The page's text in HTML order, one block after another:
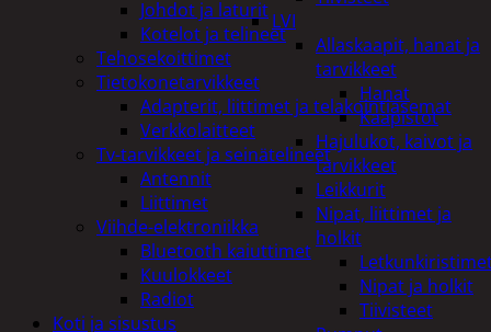
LVI
Allaskaapit, hanat ja
tarvikkeet
Hanat
Kaapistot
Hajulukot, kaivot ja
tarvikkeet
Leikkurit
Nipat, liittimet ja
holkit
Nipat ja holkit
Tiivisteet
Johdot ja laturit
Kotelot ja telineet
Tehosekoittimet
Tietokonetarvikkeet
Adapterit, liittimet ja telakointiasemat
Verkkolaitteet
Tv-tarvikkeet ja seinätelineet
Antennit
Liittimet
Viihde-elektroniikka
Bluetooth kaiuttimet
Kuulokkeet
Radiot
Koti ja sisustus